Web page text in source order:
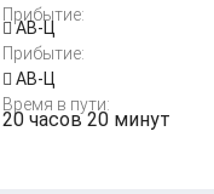
Прибытие:
АВ-Ц
Прибытие:
АВ-Ц
Время в пути:
20 часов 20 минут